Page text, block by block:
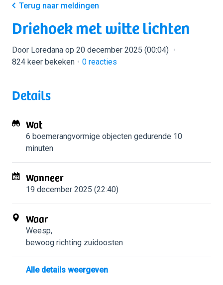
Terug naar meldingen
Driehoek met witte lichten
Door Loredana op 20 december 2025 (00:04)
824 keer bekeken
0 reacties
Details
Wat
6 boemerangvormige objecten gedurende 10
minuten
Wanneer
19 december 2025 (22:40)
Waar
Weesp,
bewoog richting zuidoosten
Alle details weergeven